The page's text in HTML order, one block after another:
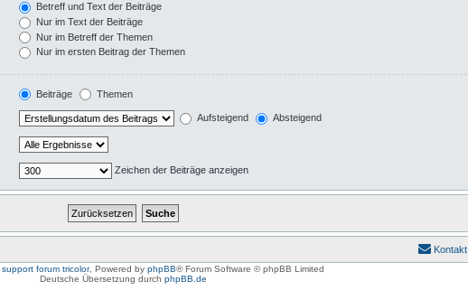
Betreff und Text der Beiträge
Nur im Text der Beiträge
Nur im Betreff der Themen
Nur im ersten Beitrag der Themen
Beiträge Themen
Aufsteigend Absteigend
Zeichen der Beiträge anzeigen
Kontakt
support forum tricolor, Powered by phpBB® Forum Software © phpBB Limited
Deutsche Übersetzung durch phpBB.de